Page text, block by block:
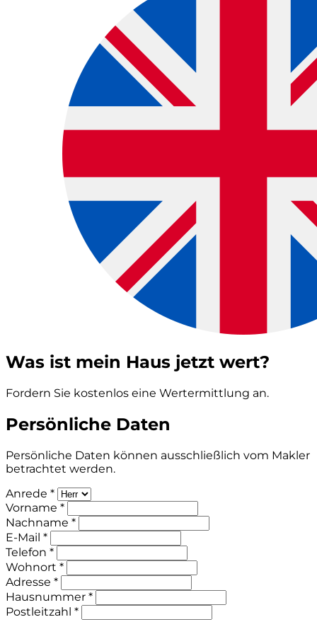
Was ist mein Haus jetzt wert?
Fordern Sie kostenlos eine Wertermittlung an.
Persönliche Daten
Persönliche Daten können ausschließlich vom Makler
betrachtet werden.
Anrede *
Vorname *
Nachname *
E-Mail *
Telefon *
Wohnort *
Adresse *
Hausnummer *
Postleitzahl *